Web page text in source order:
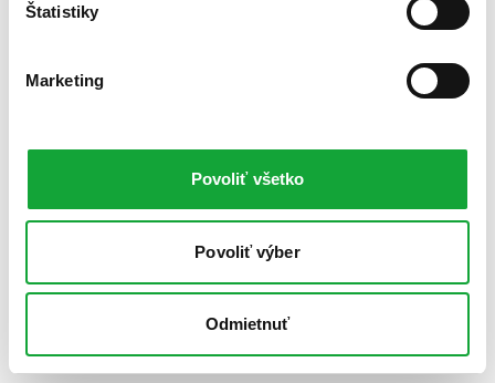
Štatistiky
Marketing
Povoliť všetko
Povoliť výber
Odmietnuť